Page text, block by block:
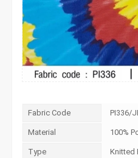
Fabric Code PI336/
Material 100%
Type Knitted